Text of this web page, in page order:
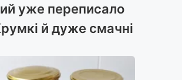
уже переписало
й дуже смачні